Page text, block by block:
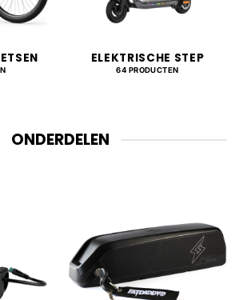
ELEKTRISCHE STEP
64 PRODUCTEN
ONDERDELEN